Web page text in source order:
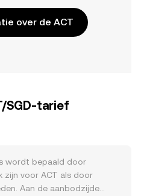
over de ACT
SGD-tarief
wordt bepaald door
zijn voor ACT als door
Aan de aanbodzijde